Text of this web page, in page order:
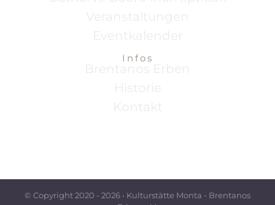
Infos
© Copyright 2020 - 2026 • Kulturstätte Monta - Brentanos